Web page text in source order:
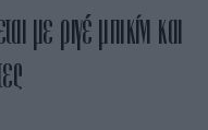
με ριγέ μπικίνι και